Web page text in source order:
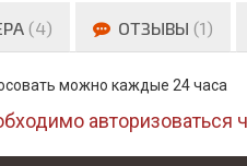
(4) ОТЗЫВЫ (1)
можно каждые 24 часа
авторизоваться